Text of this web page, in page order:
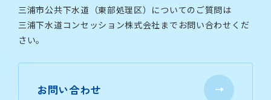
三浦市公共下水道（東部処理区）についてのご質問は
三浦下水道コンセッション株式会社までお問い合わせくだ
さい。
お問い合わせ